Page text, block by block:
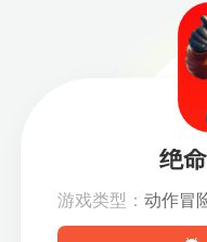
绝
游戏类型： 动作冒